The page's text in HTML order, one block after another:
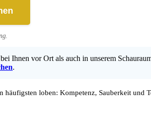
Ihnen vor Ort als auch in unserem
.
häufigsten loben: Kompetenz, Sauberkeit und